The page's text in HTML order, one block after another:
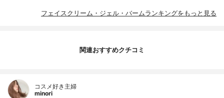
フェイスクリーム・ジェル・バームランキングをもっと見る
関連おすすめクチコミ
コスメ好き主婦
minori